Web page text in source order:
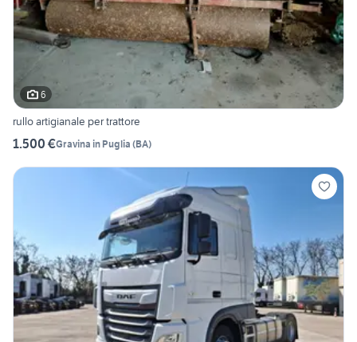
6
rullo artigianale per trattore
1.500 €Gravina in Puglia (BA)